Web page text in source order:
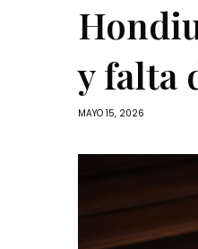
y falta
MAYO 15, 2026